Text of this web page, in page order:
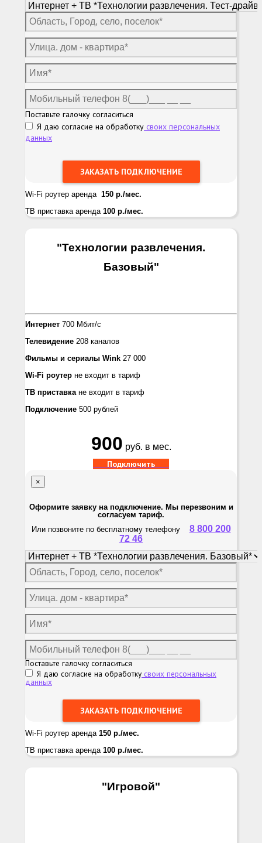
Поставьте галочку согласиться
Я даю согласие на обработку своих персональных
данных
Wi-Fi роутер аренда 150 р./мес.
ТВ приставка аренда 100 р./мес.
"Технологии развлечения.
Базовый"
Интернет 700 Мбит/с
Телевидение 208 каналов
Фильмы и сериалы Wink 27 000
Wi-Fi роутер не входит в тариф
ТВ приставкане входит в тариф
Подключение 500 рублей
900 руб. в мес.
Подключить
×
Оформите заявку на подключение. Мы перезвоним и
согласуем тариф.
Или позвоните по бесплатному телефону 8 800 200
72 46
Поставьте галочку согласиться
Я даю согласие на обработку своих персональных
данных
Wi-Fi роутер аренда 150 р./мес.
ТВ приставка аренда 100 р./мес.
"Игровой"